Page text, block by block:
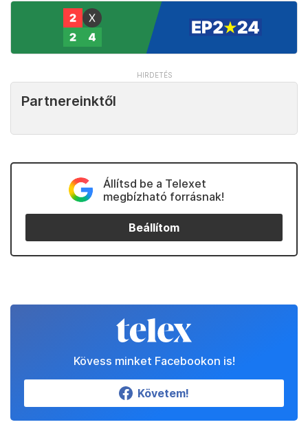
Partnereinktől
Állítsd be a Telexet
megbízható forrásnak!
Beállítom
Kövess minket Facebookon is!
Követem!